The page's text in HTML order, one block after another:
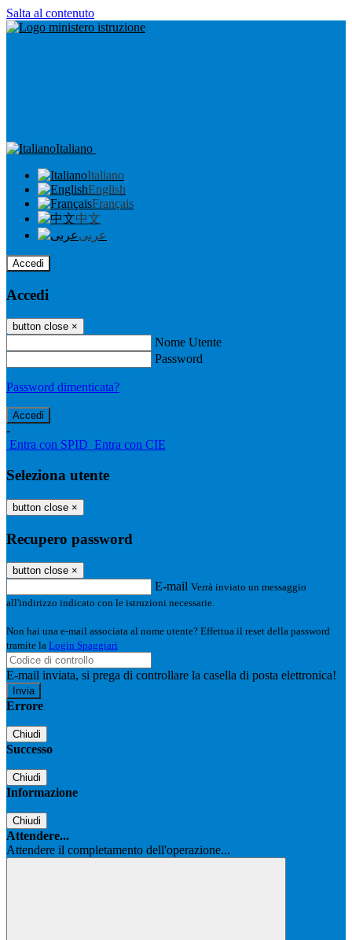
Salta al contenuto
Italiano
Italiano
English
Français
中文
عربى
Accedi
Accedi
button close ×
Nome Utente
Password
Password dimenticata?
-
Entra con SPID Entra con CIE
Seleziona utente
button close ×
Recupero password
button close ×
E-mail Verrà inviato un messaggio
all'indirizzo indicato con le istruzioni necessarie.
Non hai una e-mail associata al nome utente? Effettua il reset della password
tramite la Login Spaggiari
E-mail inviata, si prega di controllare la casella di posta elettronica!
Errore
Chiudi
Successo
Chiudi
Informazione
Chiudi
Attendere...
Attendere il completamento dell'operazione...